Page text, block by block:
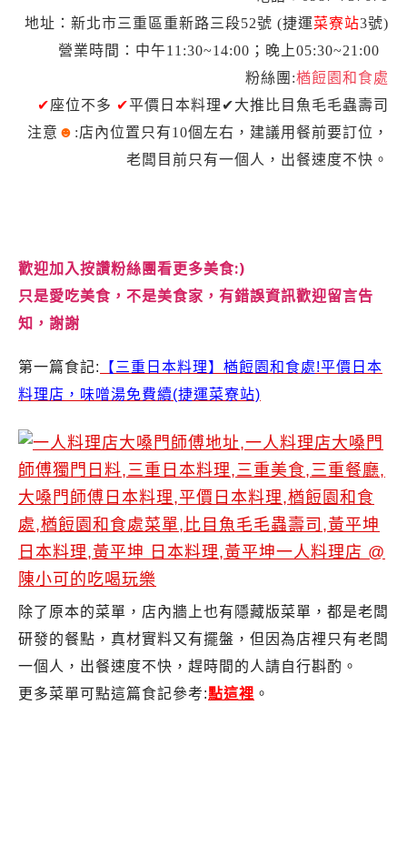
地址：新北市三重區重新路三段52號 (捷運菜寮站3號)
營業時間：中午11:30~14:00；晚上05:30~21:00
粉絲團:楢餖園和食處
✔座位不多 ✔平價日本料理✔大推 比目魚毛毛蟲壽司
注意 ☻ :店內位置只有10個左右，建議用餐前要訂位，
老闆目前只有一個人，出餐速度不快。
歡迎加入按讚粉絲團看更多美食:)
只是愛吃美食，不是美食家，有錯誤資訊歡迎留言告
知，謝謝
第一篇食記:
【三重日本料理】楢餖園和食處!平價日本
料理店，味噌湯免費續(捷運菜寮站)
除了原本的菜單，店內牆上也有隱藏版菜單，都是老闆
研發的餐點，真材實料又有擺盤，但因為店裡只有老闆
一個人，出餐速度不快，趕時間的人請自行斟酌。
更多菜單可點這篇食記參考:點這裡 。